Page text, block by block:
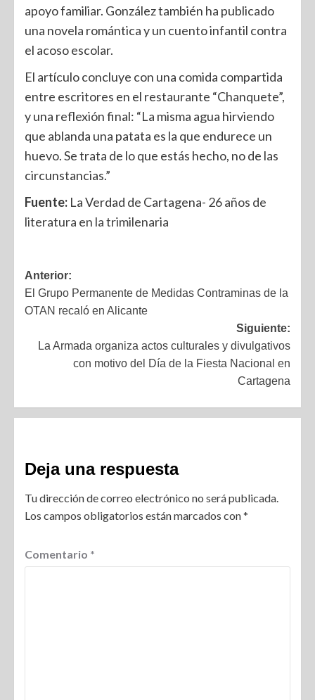
apoyo familiar. González también ha publicado
una novela romántica y un cuento infantil contra
el acoso escolar.
El artículo concluye con una comida compartida
entre escritores en el restaurante “Chanquete”,
y una reflexión final: “La misma agua hirviendo
que ablanda una patata es la que endurece un
huevo. Se trata de lo que estás hecho, no de las
circunstancias.”
Fuente: La Verdad de Cartagena- 26 años de
literatura en la trimilenaria
Anterior:
El Grupo Permanente de Medidas Contraminas de la
OTAN recaló en Alicante
Siguiente:
La Armada organiza actos culturales y divulgativos
con motivo del Día de la Fiesta Nacional en
Cartagena
Deja una respuesta
Tu dirección de correo electrónico no será publicada.
Los campos obligatorios están marcados con*
Comentario *